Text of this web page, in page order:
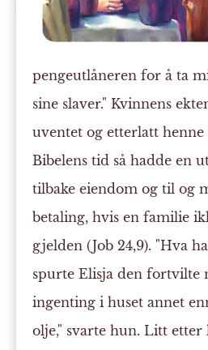
pengeutlåneren for å ta
sine slaver." Kvinnens
uventet og etterlatt henne
Bibelens tid så hadde en
tilbake eiendom og til og
betaling, hvis en familie
gjelden (Job 24,9). "Hva
spurte Elisja den fortvilte
ingenting i huset annet
olje," svarte hun. Litt